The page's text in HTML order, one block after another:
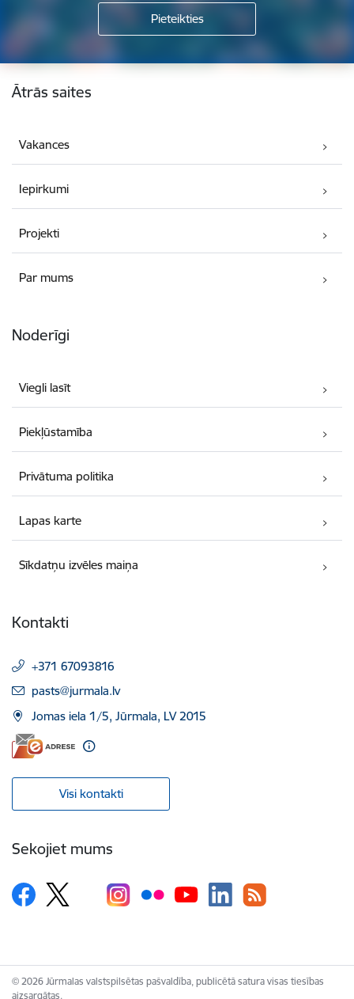
Kājene
Ātrās saites
Vakances
Iepirkumi
Projekti
Par mums
Noderīgi
Viegli lasīt
Piekļūstamība
Privātuma politika
Lapas karte
Sīkdatņu izvēles maiņa
Kontakti
+371 67093816
E-pasts:
pasts@jurmala.lv
Jomas iela 1/5, Jūrmala, LV 2015
Visi kontakti
Sekojiet mums
© 2026 Jūrmalas valstspilsētas pašvaldība, publicētā satura visas tiesības
aizsargātas.